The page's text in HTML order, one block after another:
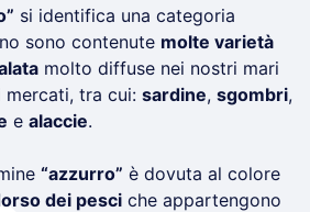
si identifica una categoria
sono contenute molte varietà
molto diffuse nei nostri mari
tra cui: sardine, sgombri,
e alaccie.
“azzurro” è dovuta al colore
dei pesci che appartengono